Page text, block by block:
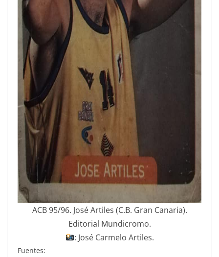
ACB 95/96. José Artiles (C.B. Gran Canaria).
Editorial Mundicromo.
: José Carmelo Artiles.
Fuentes: